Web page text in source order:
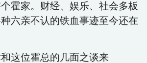
霍家。财经、娱乐、社会多板
六亲不认的铁血事迹至今还在
这位霍总的几面之谈来